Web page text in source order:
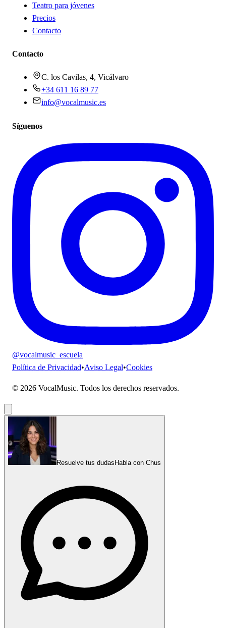
Teatro para jóvenes
Precios
Contacto
Contacto
C. los Cavilas, 4, Vicálvaro
+34 611 16 89 77
info@vocalmusic.es
Síguenos
@vocalmusic_escuela
Política de Privacidad•Aviso Legal•Cookies
© 2026 VocalMusic. Todos los derechos reservados.
Resuelve tus dudas Habla con Chus